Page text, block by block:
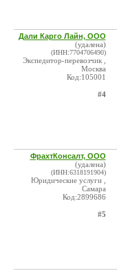
Дали Карго Лайн, ООО
(удалена)
(ИНН:7704706490)
Экспедитор-перевозчик ,
Москва
Код:105001
#4
ФрахтКонсалт, ООО
(удалена)
(ИНН:6318191904)
Юридические услуги ,
Самара
Код:2899686
#5